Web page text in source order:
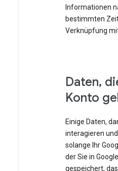
Informationen
bestimmten
Verknüpfung
Daten,
Konto
Einige Daten,
interagieren
solange Ihr
der Sie in
gespeichert,